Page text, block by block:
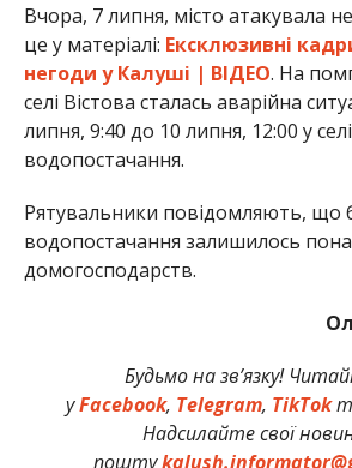
Вчора, 7 липня, місто атакувала
це у матеріалі: Ексклюзивні
негоди у Калуші | ВІДЕО. На
селі Вістова сталась аварійна
липня, 9:40 до 10 липня, 12:00 у
водопостачання.
Рятувальники повідомляють, що
водопостачання залишилось
домогосподарств.
Будьмо на зв’язку!
уFacebook, Telegram, TikTok
Надсилайте свої
пошту